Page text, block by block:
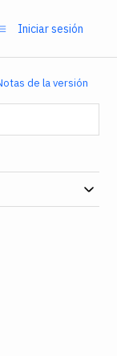
Iniciar sesión
de la versión